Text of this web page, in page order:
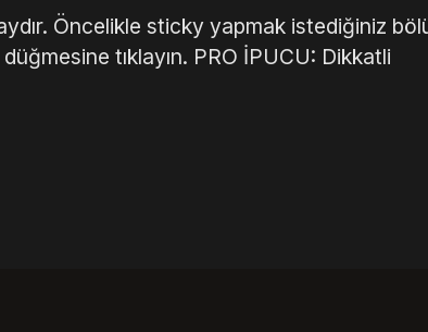
Öncelikle sticky yapmak istediğiniz
tıklayın. PRO İPUCU: Dikkatli